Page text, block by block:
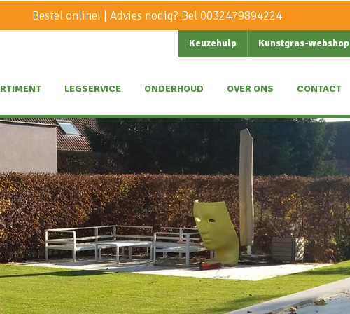
Bestel online! | Advies nodig? Bel0032479894224
Keuzehulp Kunstgras-webshop
LEGSERVICE ONDERHOUD OVER ONS CONTACT